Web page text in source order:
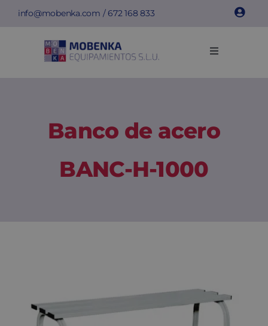
Saltar
contenido
info@mobenka.com /672 168 833
Toggle
Instalaciones
Contacto
Banco de acero
BANC-H-1000